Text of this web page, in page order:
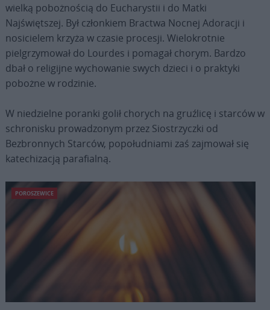
wielką pobożnością do Eucharystii i do Matki
Najświętszej. Był członkiem Bractwa Nocnej Adoracji i
nosicielem krzyża w czasie procesji. Wielokrotnie
pielgrzymował do Lourdes i pomagał chorym. Bardzo
dbał o religijne wychowanie swych dzieci i o praktyki
pobożne w rodzinie.
W niedzielne poranki golił chorych na gruźlicę i starców w
schronisku prowadzonym przez Siostrzyczki od
Bezbronnych Starców, popołudniami zaś zajmował się
katechizacją parafialną.
POROSZEWICE